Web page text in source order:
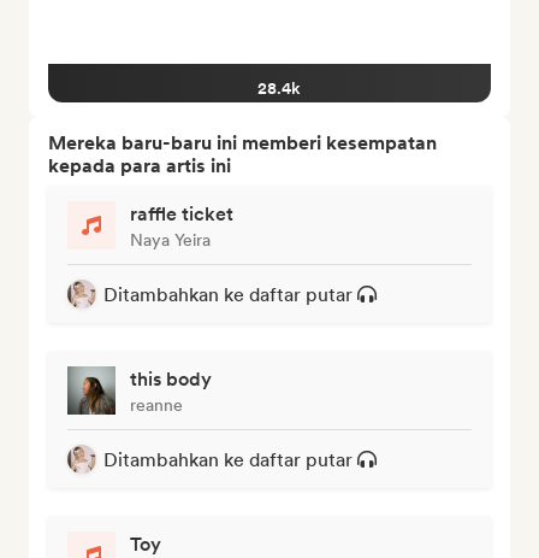
28.4k
Mereka baru-baru ini memberi kesempatan
kepada para artis ini
raffle ticket
Naya Yeira
Ditambahkan ke daftar putar
this body
reanne
Ditambahkan ke daftar putar
Toy